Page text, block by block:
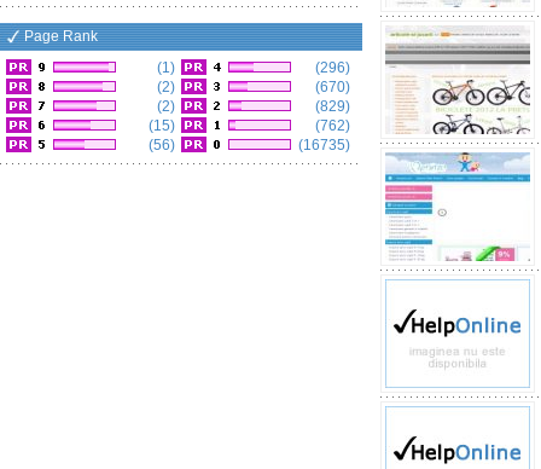
Page Rank
(1)
(2)
(2)
(15)
(56)
(296)
(670)
(829)
(762)
(16735)